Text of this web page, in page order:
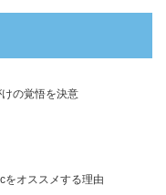
の覚悟を決意
をオススメする理由